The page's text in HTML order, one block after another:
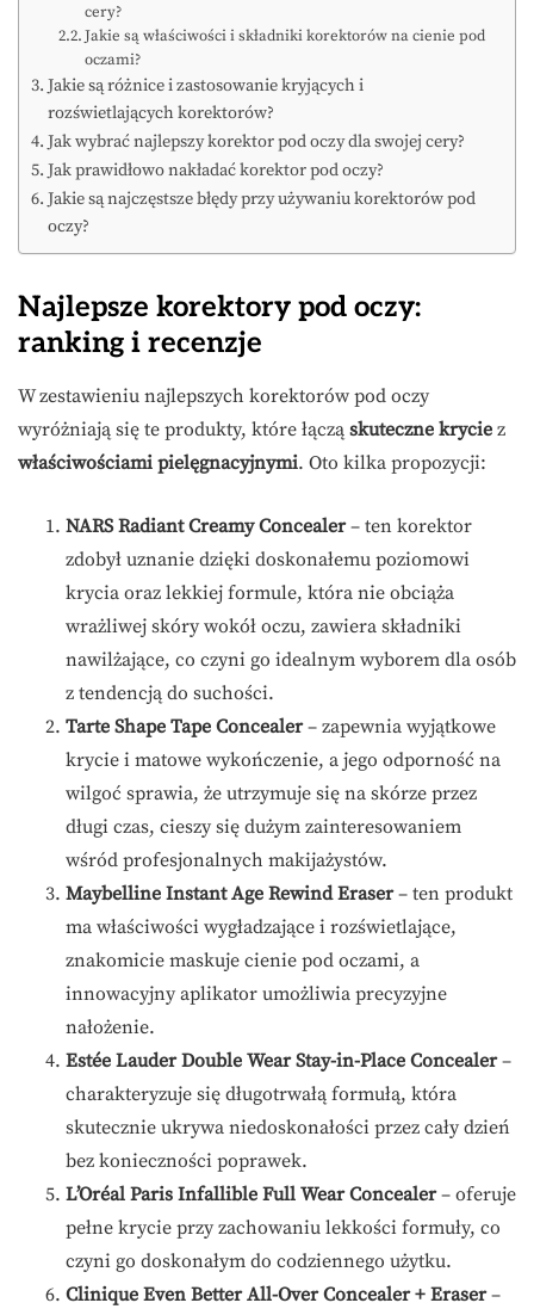
cery?
Jakie są właściwości i składniki korektorów na cienie pod
oczami?
Jakie są różnice i zastosowanie kryjących i
rozświetlających korektorów?
Jak wybrać najlepszy korektor pod oczy dla swojej cery?
Jak prawidłowo nakładać korektor pod oczy?
Jakie są najczęstsze błędy przy używaniu korektorów pod
oczy?
Najlepsze korektory pod oczy:
ranking i recenzje
W zestawieniu najlepszych korektorów pod oczy
wyróżniają się te produkty, które łączą skuteczne krycie z
właściwościami pielęgnacyjnymi. Oto kilka propozycji:
NARS Radiant Creamy Concealer– ten korektor
zdobył uznanie dzięki doskonałemu poziomowi
krycia oraz lekkiej formule, która nie obciąża
wrażliwej skóry wokół oczu, zawiera składniki
nawilżające, co czyni go idealnym wyborem dla osób
z tendencją do suchości.
Tarte Shape Tape Concealer– zapewnia wyjątkowe
krycie i matowe wykończenie, a jego odporność na
wilgoć sprawia, że utrzymuje się na skórze przez
długi czas, cieszy się dużym zainteresowaniem
wśród profesjonalnych makijażystów.
Maybelline Instant Age Rewind Eraser– ten produkt
ma właściwości wygładzające i rozświetlające,
znakomicie maskuje cienie pod oczami, a
innowacyjny aplikator umożliwia precyzyjne
nałożenie.
Estée Lauder Double Wear Stay-in-Place Concealer–
charakteryzuje się długotrwałą formułą, która
skutecznie ukrywa niedoskonałości przez cały dzień
bez konieczności poprawek.
L’Oréal Paris Infallible Full Wear Concealer– oferuje
pełne krycie przy zachowaniu lekkości formuły, co
czyni go doskonałym do codziennego użytku.
Clinique Even Better All-Over Concealer + Eraser–